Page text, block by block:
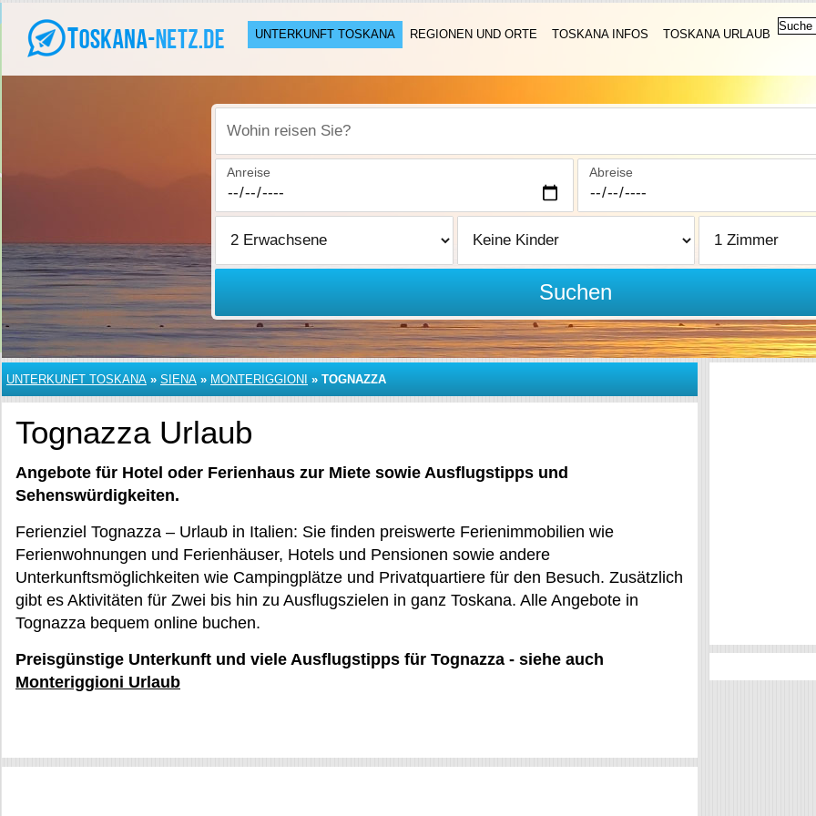
UNTERKUNFT TOSKANA REGIONEN UND ORTE TOSKANA INFOS TOSKANA URLAUB
Wohin reisen Sie?
Anreise Abreise
Suchen
UNTERKUNFT TOSKANA » SIENA » MONTERIGGIONI » TOGNAZZA
Tognazza Urlaub
Angebote für Hotel oder Ferienhaus zur Miete sowie Ausflugstipps und
Sehenswürdigkeiten.
Ferienziel Tognazza – Urlaub in Italien: Sie finden preiswerte Ferienimmobilien wie
Ferienwohnungen und Ferienhäuser, Hotels und Pensionen sowie andere
Unterkunftsmöglichkeiten wie Campingplätze und Privatquartiere für den Besuch. Zusätzlich
gibt es Aktivitäten für Zwei bis hin zu Ausflugszielen in ganz Toskana. Alle Angebote in
Tognazza bequem online buchen.
Preisgünstige Unterkunft und viele Ausflugstipps für Tognazza - siehe auch
Monteriggioni Urlaub